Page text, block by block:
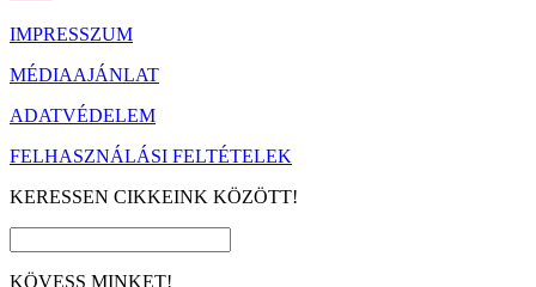
IMPRESSZUM
MÉDIAAJÁNLAT
ADATVÉDELEM
FELHASZNÁLÁSI FELTÉTELEK
KERESSEN CIKKEINK KÖZÖTT!
KÖVESS MINKET!